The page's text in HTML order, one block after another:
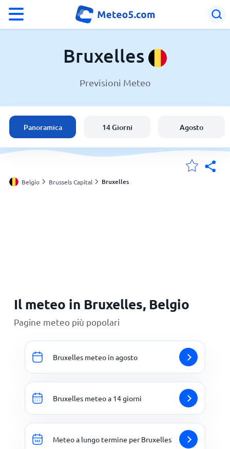
Belgio
Italia
Svizzera
Bruxelles
Previsioni Meteo
Panoramica 14 Giorni Agosto
Belgio Brussels Capital Bruxelles
Il meteo in Bruxelles, Belgio
Pagine meteo più popolari
Bruxelles meteo in agosto
Bruxelles meteo a 14 giorni
Meteo a lungo termine per Bruxelles